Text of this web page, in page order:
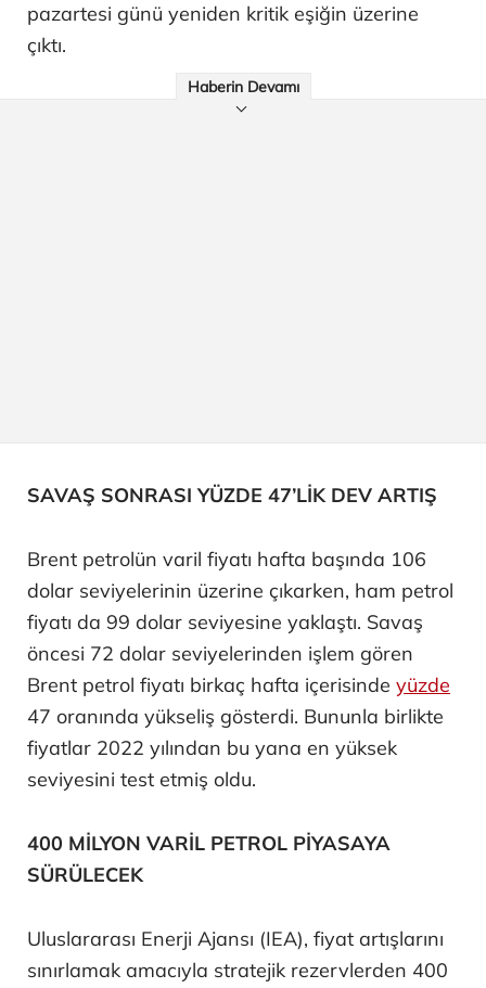
pazartesi günü yeniden kritik eşiğin üzerine
çıktı.
Haberin Devamı
SAVAŞ SONRASI YÜZDE 47’LİK DEV ARTIŞ
Brent petrolün varil fiyatı hafta başında 106
dolar seviyelerinin üzerine çıkarken, ham petrol
fiyatı da 99 dolar seviyesine yaklaştı. Savaş
öncesi 72 dolar seviyelerinden işlem gören
Brent petrol fiyatı birkaç hafta içerisinde yüzde
47 oranında yükseliş gösterdi. Bununla birlikte
fiyatlar 2022 yılından bu yana en yüksek
seviyesini test etmiş oldu.
400 MİLYON VARİL PETROL PİYASAYA
SÜRÜLECEK
Uluslararası Enerji Ajansı (IEA), fiyat artışlarını
sınırlamak amacıyla stratejik rezervlerden 400